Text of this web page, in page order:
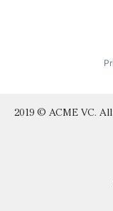
2019 © ACME VC.